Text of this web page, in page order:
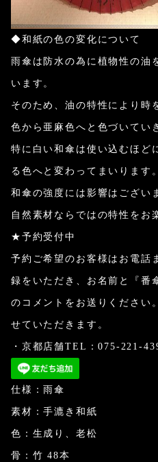
◆和紙の色の変化について
雨傘は防水の為に植物性の油
います。
そのため、油の特性により時
色から亜麻色へと色づいてい
特に白い和傘は使い込むほど
る色へと変わってまいります。
和傘の強度には影響はござい
自然素材ならではの特性をお
★予約受付中
予約ご希望のお客様はお電話
録をいただき、お名前と『番
のコメントをお送りください
せていただきます。
・京都店舗TEL：075-221-
仕様：雨傘
素材：手漉き和紙
色：生成り、老松
骨：竹 48本